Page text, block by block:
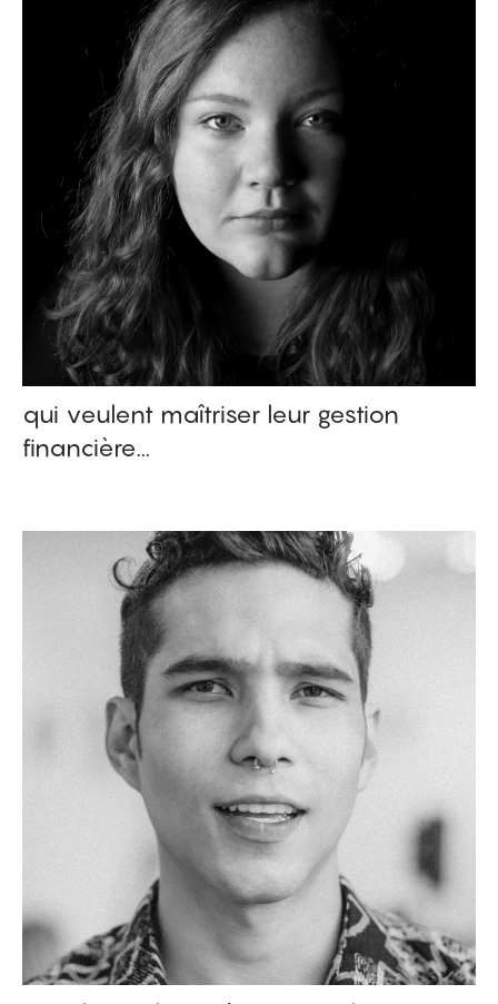
qui veulent maîtriser leur gestion
financière...